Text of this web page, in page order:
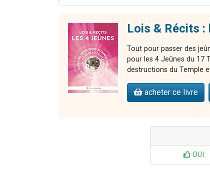
Lois & Récits :
Tout pour passer des
pour les 4 Jeûnes du 17
destructions du Temple
acheter ce livre
OUI